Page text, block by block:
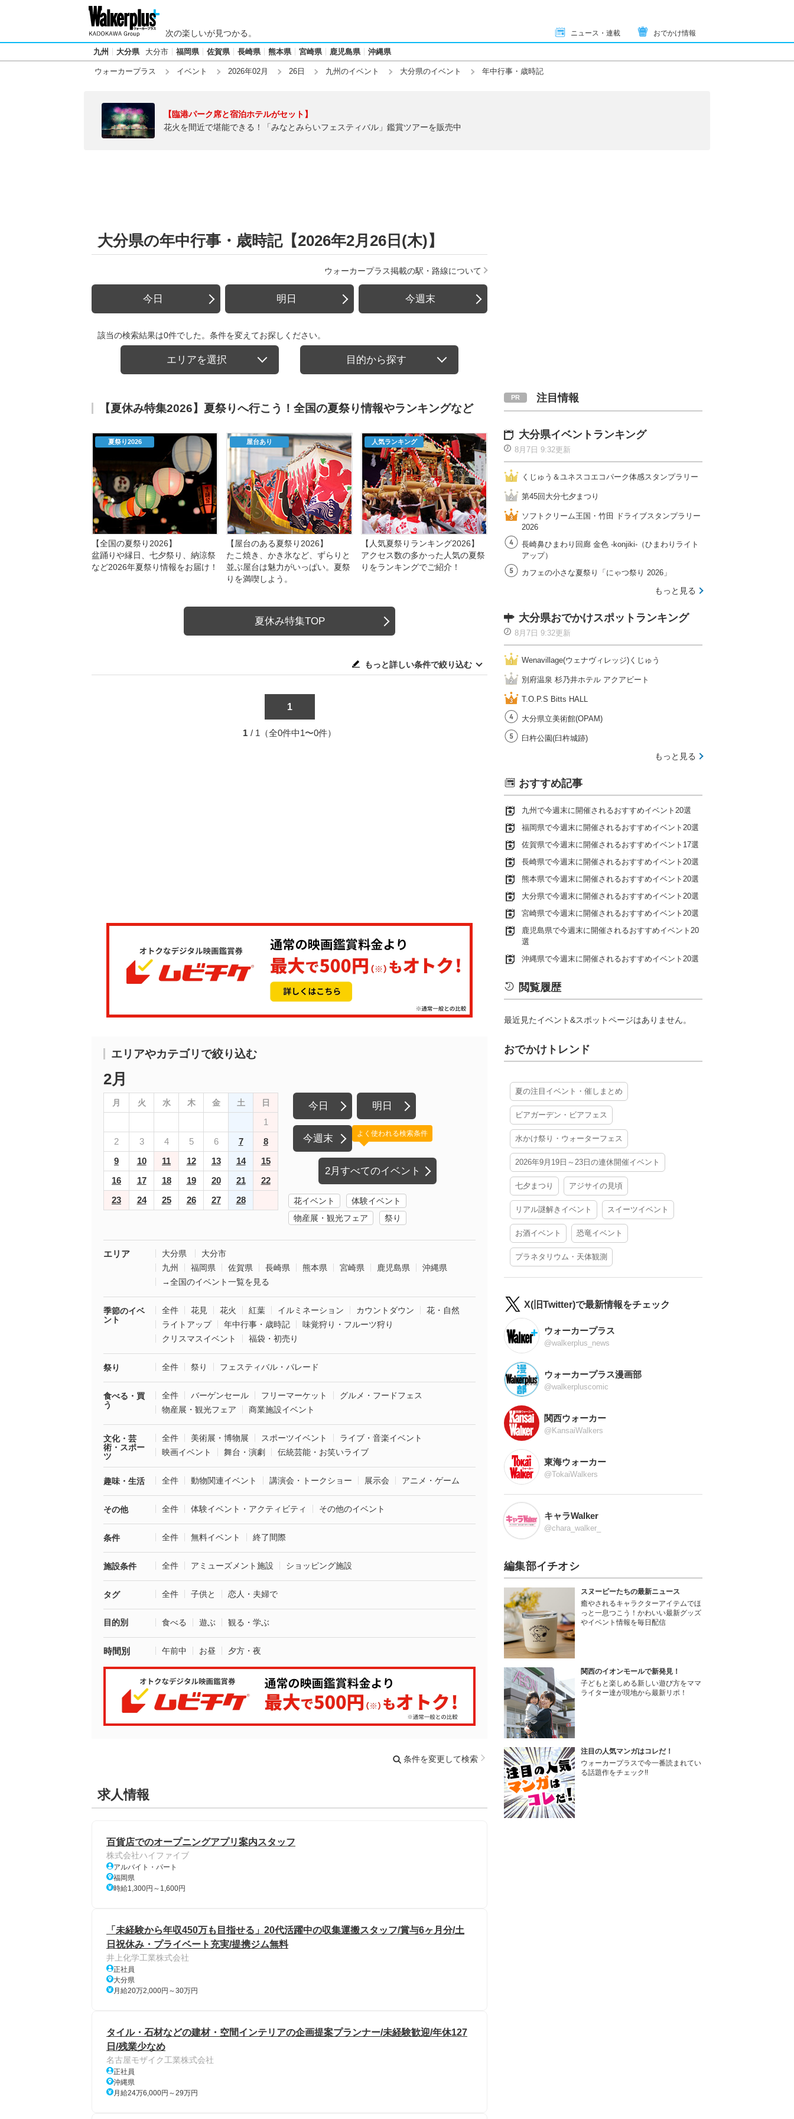
次の楽しいが見つかる。 ニュース・連載 おでかけ情報
九州 大分県 大分市 福岡県 佐賀県 長崎県 熊本県 宮崎県 鹿児島県 沖縄県
ウォーカープラス イベント 2026年02月 26日 九州のイベント 大分県のイベント 年中行事・歳時記
【臨港パーク席と宿泊ホテルがセット】
花火を間近で堪能できる！「みなとみらいフェスティバル」鑑賞ツアーを販売中
大分県の年中行事・歳時記【2026年2月26日(木)】
ウォーカープラス掲載の駅・路線について
今日 明日 今週末
該当の検索結果は0件でした。条件を変えてお探しください。
エリアを選択 目的から探す
【夏休み特集2026】夏祭りへ行こう！全国の夏祭り情報やランキングなど
夏祭り2026
【全国の夏祭り2026】
盆踊りや縁日、七夕祭り、納涼祭
など2026年夏祭り情報をお届け！
屋台あり
【屋台のある夏祭り2026】
たこ焼き、かき氷など、ずらりと
並ぶ屋台は魅力がいっぱい。夏祭
りを満喫しよう。
人気ランキング
【人気夏祭りランキング2026】
アクセス数の多かった人気の夏祭
りをランキングでご紹介！
夏休み特集TOP
もっと詳しい条件で絞り込む
1
1 / 1（全0件中1〜0件）
エリアやカテゴリで絞り込む
2月
月 火 水 木 金 土 日
1
2
3 4 5 6 7
8
9
10 11 12 13 14
15
16
17 18 19 20 21
22
23
24 25 26 27 28
今日 明日
今週末
2月すべてのイベント
よく使われる検索条件
花イベント
体験イベント
物産展・観光フェア
祭り
エリア 大分県
大分市
九州
福岡県 佐賀県 長崎県 熊本県 宮崎県 鹿児島県
沖縄県
→全国のイベント一覧を見る
季節のイベ
ント
全件 花見 花火 紅葉 イルミネーション カウントダウン
花・自然
ライトアップ
年中行事・歳時記
味覚狩り・フルーツ狩り
クリスマスイベント
福袋・初売り
祭り 全件 祭り フェスティバル・パレード
食べる・買
う
全件 バーゲンセール フリーマーケット
グルメ・フードフェス
物産展・観光フェア
商業施設イベント
文化・芸
術・スポー
ツ
全件 美術展・博物展 スポーツイベント
ライブ・音楽イベント
映画イベント
舞台・演劇 伝統芸能・お笑いライブ
趣味・生活 全件 動物関連イベント 講演会・トークショー 展示会 アニメ・ゲーム
その他 全件 体験イベント・アクティビティ その他のイベント
条件 全件 無料イベント 終了間際
施設条件 全件 アミューズメント施設 ショッピング施設
タグ 全件 子供と 恋人・夫婦で
目的別 食べる 遊ぶ 観る・学ぶ
時間別 午前中 お昼 夕方・夜
条件を変更して検索
求人情報
百貨店でのオープニングアプリ案内スタッフ
株式会社ハイファイブ
アルバイト・パート
福岡県
時給1,300円～1,600円
「未経験から年収450万も目指せる」20代活躍中の収集運搬スタッフ/賞与6ヶ月分/土
日祝休み・プライベート充実/提携ジム無料
井上化学工業株式会社
正社員
大分県
月給20万2,000円～30万円
タイル・石材などの建材・空間インテリアの企画提案プランナー/未経験歓迎/年休127
日/残業少なめ
名古屋モザイク工業株式会社
正社員
沖縄県
月給24万6,000円～29万円
注目情報
大分県イベントランキング
8月7日 9:32更新
くじゅう＆ユネスコエコパーク体感スタンプラリー
第45回大分七夕まつり
ソフトクリーム王国・竹田 ドライブスタンプラリー
2026
長崎鼻ひまわり回廊 金色 -konjiki-（ひまわりライト
アップ）
カフェの小さな夏祭り「にゃつ祭り 2026」
もっと見る
大分県おでかけスポットランキング
8月7日 9:32更新
Wenavillage(ウェナヴィレッジ)くじゅう
別府温泉 杉乃井ホテル アクアビート
T.O.P.S Bitts HALL
大分県立美術館(OPAM)
臼杵公園(臼杵城跡)
もっと見る
おすすめ記事
九州で今週末に開催されるおすすめイベント20選
福岡県で今週末に開催されるおすすめイベント20選
佐賀県で今週末に開催されるおすすめイベント17選
長崎県で今週末に開催されるおすすめイベント20選
熊本県で今週末に開催されるおすすめイベント20選
大分県で今週末に開催されるおすすめイベント20選
宮崎県で今週末に開催されるおすすめイベント20選
鹿児島県で今週末に開催されるおすすめイベント20
選
沖縄県で今週末に開催されるおすすめイベント20選
閲覧履歴
最近見たイベント&スポットページはありません。
おでかけトレンド
夏の注目イベント・催しまとめ
ビアガーデン・ビアフェス
水かけ祭り・ウォーターフェス
2026年9月19日～23日の連休開催イベント
七夕まつり アジサイの見頃
リアル謎解きイベント スイーツイベント
お酒イベント 恐竜イベント
プラネタリウム・天体観測
X(旧Twitter)で最新情報をチェック
ウォーカープラス
@walkerplus_news
ウォーカープラス漫画部
@walkerpluscomic
関西ウォーカー
@KansaiWalkers
東海ウォーカー
@TokaiWalkers
キャラWalker
@chara_walker_
編集部イチオシ
スヌーピーたちの最新ニュース
癒やされるキャラクターアイテムでほ
っと一息つこう！かわいい最新グッズ
やイベント情報を毎日配信
関西のイオンモールで新発見！
子どもと楽しめる新しい遊び方をママ
ライター達が現地から最新リポ！
注目の人気マンガはコレだ！
ウォーカープラスで今一番読まれてい
る話題作をチェック!!